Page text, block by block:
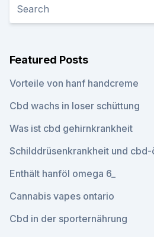
Featured Posts
Vorteile von hanf handcreme
Cbd wachs in loser schüttung
Was ist cbd gehirnkrankheit
Schilddrüsenkrankheit und cbd-
Enthält hanföl omega 6_
Cannabis vapes ontario
Cbd in der sporternährung